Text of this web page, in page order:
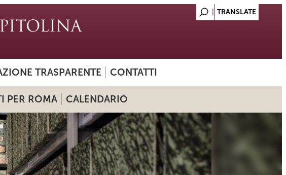
TRASPARENTE CONTATTI
PER ROMA CALENDARIO